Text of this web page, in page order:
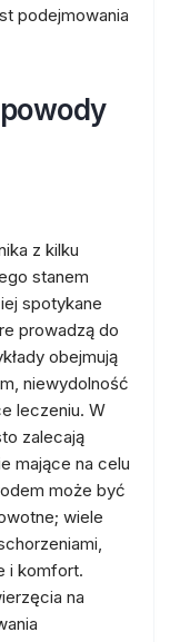
podejmowania
z kilku
stanem
spotykane
prowadzą do
obejmują
niewydolność
leczeniu. W
zalecają
mające na celu
może być
wiele
i komfort.
na